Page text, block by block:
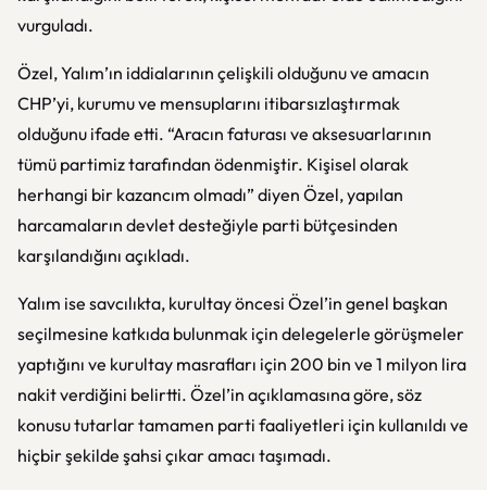
vurguladı.
Özel, Yalım’ın iddialarının çelişkili olduğunu ve amacın
CHP’yi, kurumu ve mensuplarını itibarsızlaştırmak
olduğunu ifade etti. “Aracın faturası ve aksesuarlarının
tümü partimiz tarafından ödenmiştir. Kişisel olarak
herhangi bir kazancım olmadı” diyen Özel, yapılan
harcamaların devlet desteğiyle parti bütçesinden
karşılandığını açıkladı.
Yalım ise savcılıkta, kurultay öncesi Özel’in genel başkan
seçilmesine katkıda bulunmak için delegelerle görüşmeler
yaptığını ve kurultay masrafları için 200 bin ve 1 milyon lira
nakit verdiğini belirtti. Özel’in açıklamasına göre, söz
konusu tutarlar tamamen parti faaliyetleri için kullanıldı ve
hiçbir şekilde şahsi çıkar amacı taşımadı.